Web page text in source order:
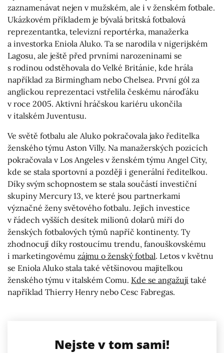
zaznamenávat nejen v mužském, ale i v ženském fotbale.
Ukázkovém příkladem je bývalá britská fotbalová
reprezentantka, televizní reportérka, manažerka
a investorka Eniola Aluko. Ta se narodila v nigerijském
Lagosu, ale ještě před prvními narozeninami se
s rodinou odstěhovala do Velké Británie, kde hrála
například za Birmingham nebo Chelsea. První gól za
anglickou reprezentaci vstřelila českému nároďáku
v roce 2005. Aktivní hráčskou kariéru ukončila
v italském Juventusu.
Ve světě fotbalu ale Aluko pokračovala jako ředitelka
ženského týmu Aston Villy. Na manažerských pozicích
pokračovala v Los Angeles v ženském týmu Angel City,
kde se stala sportovní a později i generální ředitelkou.
Díky svým schopnostem se stala součástí investiční
skupiny Mercury 13, ve které jsou partnerkami
význačné ženy světového fotbalu. Jejích investice
v řádech vyšších desítek milionů dolarů míří do
ženských fotbalových týmů napříč kontinenty. Ty
zhodnocují díky rostoucímu trendu, fanouškovskému
i marketingovému zájmu o ženský fotbal. Letos v květnu
se Eniola Aluko stala také většinovou majitelkou
ženského týmu v italském Comu. Kde se angažují také
například Thierry Henry nebo Cesc Fabregas.
Nejste v tom sami!